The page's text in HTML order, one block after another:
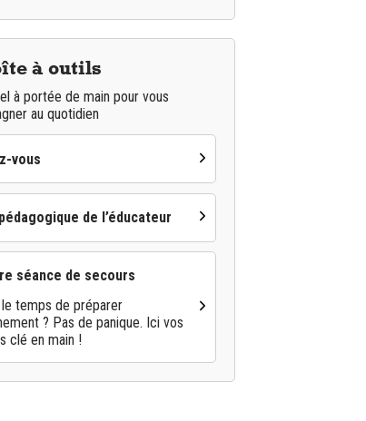
à outils
à portée de main pour vous
au quotidien
vous
de l’éducateur
séance de secours
le temps de préparer
? Pas de panique. Ici vos
clé en main !